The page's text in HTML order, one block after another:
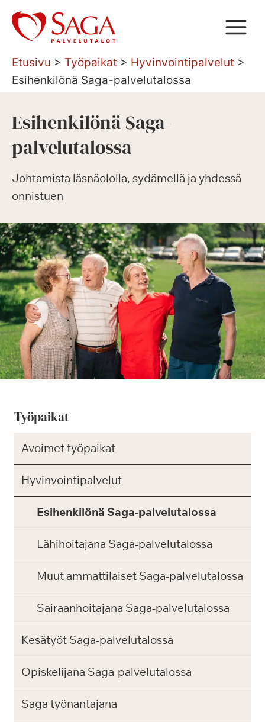
Siirry
sisältöön
Etusivu > Työpaikat > Hyvinvointipalvelut >
Esihenkilönä Saga-palvelutalossa
Esihenkilönä Saga-
palvelutalossa
Johtamista läsnäololla, sydämellä ja yhdessä
onnistuen
Työpaikat
Avoimet työpaikat
Hyvinvointipalvelut
Esihenkilönä Saga-palvelutalossa
Lähihoitajana Saga-palvelutalossa
Muut ammattilaiset Saga-palvelutalossa
Sairaanhoitajana Saga-palvelutalossa
Kesätyöt Saga-palvelutalossa
Opiskelijana Saga-palvelutalossa
Saga työnantajana